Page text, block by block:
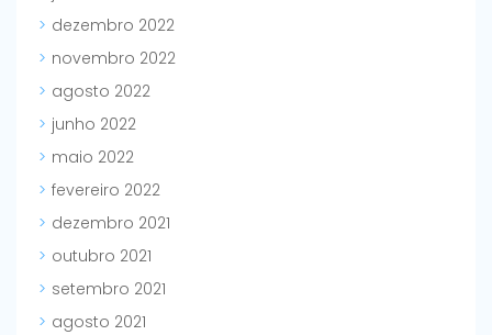
dezembro 2022
novembro 2022
agosto 2022
junho 2022
maio 2022
fevereiro 2022
dezembro 2021
outubro 2021
setembro 2021
agosto 2021